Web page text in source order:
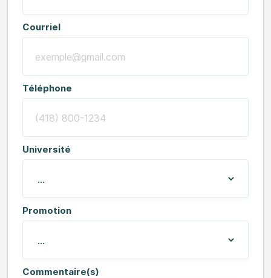
Courriel
Téléphone
Université
Promotion
Commentaire(s)